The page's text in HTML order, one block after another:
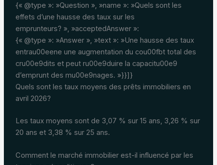
{« @type »: »Question », »name »: »Quels sont les
effets d’une hausse des taux sur les
emprunteurs? », »acceptedAnswer »:
{« @type »: »Answer », »text »: »Une hausse des taux
entrau00eene une augmentation du cou00fbt total des
cru00e9dits et peut ru00e9duire la capacitu00e9
d’emprunt des mu00e9nages. »}}]}
Quels sont les taux moyens des prêts immobiliers en
avril 2026?
Les taux moyens sont de 3,07 % sur 15 ans, 3,26 % sur
20 ans et 3,38 % sur 25 ans.
Comment le marché immobilier est-il influencé par les